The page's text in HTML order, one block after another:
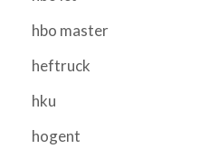
hbo master
heftruck
hku
hogent